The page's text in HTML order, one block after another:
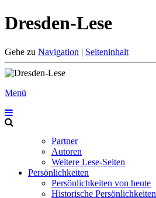
Dresden-Lese
Gehe zu Navigation | Seiteninhalt
Menü
Partner
Autoren
Weitere Lese-Seiten
Persönlichkeiten
Persönlichkeiten von heute
Historische Persönlichkeiten